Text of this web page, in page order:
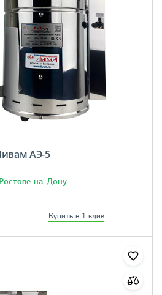
АЭ-5
на-Дону
Купить в 1 клик